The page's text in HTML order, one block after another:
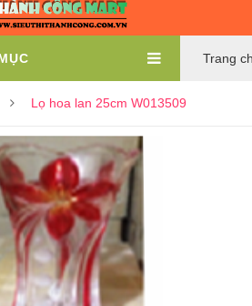
Trang
Lọ hoa lan 25cm W013509